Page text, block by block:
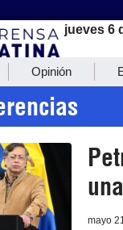
jueves 6
Opinión
mayo